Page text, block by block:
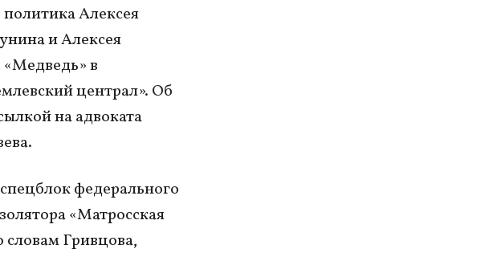
Алексея
и Алексея
в
централ». Об
на адвоката
федерального
«Матросская
словам Гривцова,